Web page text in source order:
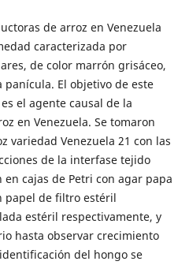
de arroz en Venezuela
caracterizada por
de color marrón grisáceo,
El objetivo de este
el agente causal de la
en Venezuela. Se tomaron
variedad Venezuela 21 con las
de la interfase tejido
cajas de Petri con agar papa
papel de filtro estéril
estéril respectivamente, y
hasta observar crecimiento
del hongo se